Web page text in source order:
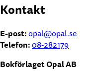
Kontakt
E-post:opal@opal.se
Telefon:08-282179
Bokförlaget Opal AB